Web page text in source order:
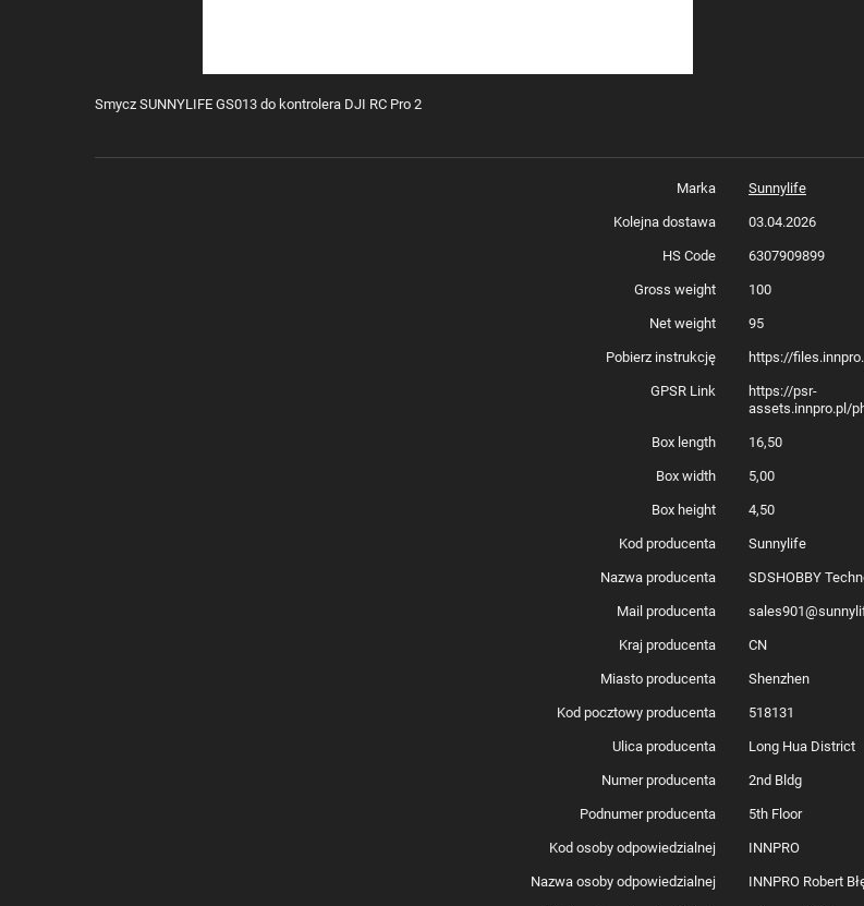
Smycz SUNNYLIFE GS013 do kontrolera DJI RC Pro 2
Marka Sunnylife
Kolejna dostawa 03.04.2026
HS Code 6307909899
Gross weight 100
Net weight 95
Pobierz instrukcję https://
GPSR Link
https://psr-
assets.innpro.pl/
Box length 16,50
Box width 5,00
Box height 4,50
Kod producenta Sunnylife
Nazwa producenta SDSHOBBY
Mail producenta
Kraj producenta CN
Miasto producenta Shenzhen
Kod pocztowy producenta 518131
Ulica producenta Long Hua District
Numer producenta 2nd Bldg
Podnumer producenta 5th Floor
Kod osoby odpowiedzialnej INNPRO
Nazwa osoby odpowiedzialnej INNPRO Robert